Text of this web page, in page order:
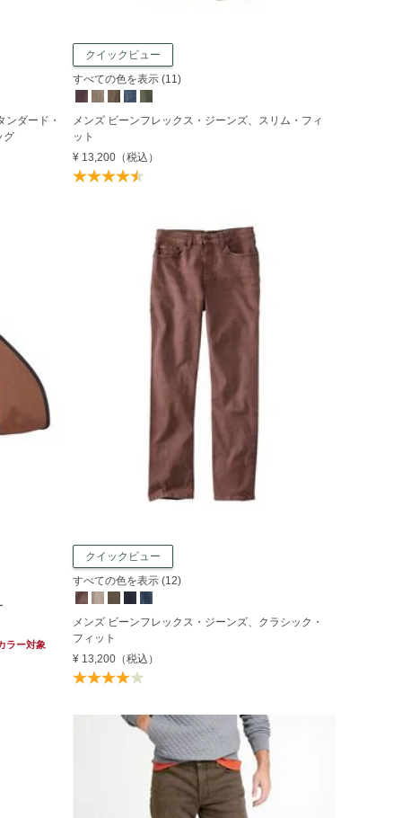
ダード・
グ
クイックビュー
すべての色を表示 (11)
メンズ ビーンフレックス・ジーンズ、スリム・フィ
ット
¥ 13,200（税込）
ラー対象
クイックビュー
すべての色を表示 (12)
メンズ ビーンフレックス・ジーンズ、クラシック・
フィット
¥ 13,200（税込）